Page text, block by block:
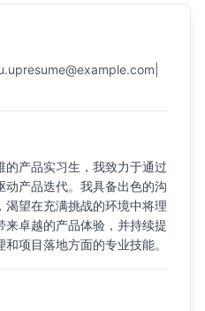
产品实习生，我致力于通过
产品迭代。我具备出色的沟
望在充满挑战的环境中将理
卓越的产品体验，并持续提
项目落地方面的专业技能。